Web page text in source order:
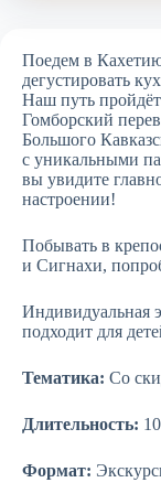
Поедем в
дегустировать
Наш путь
Гомборский
Большого
с уникальными
вы увидите
настроении!
Побывать в
и Сигнахи,
Индивидуальная
подходит для
Тематика: Со
Длительность:
Формат: